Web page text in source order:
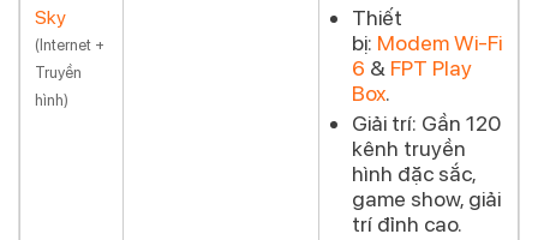
Sky
(Internet +
Truyền
hình)
Thiết
bị: Modem Wi-Fi
6 & FPT Play
Box.
Giải trí: Gần 120
kênh truyền
hình đặc sắc,
game show, giải
trí đỉnh cao.